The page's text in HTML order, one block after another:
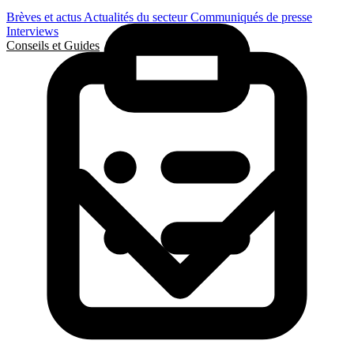
Brèves et actus Actualités du secteurCommuniqués de presse
Interviews
Conseils et Guides